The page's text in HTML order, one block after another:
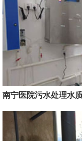
南宁医院污水处理水